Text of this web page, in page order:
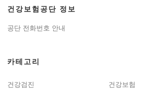
건강보험공단 정보
공단 전화번호 안내
카테고리
건강검진
건강보험